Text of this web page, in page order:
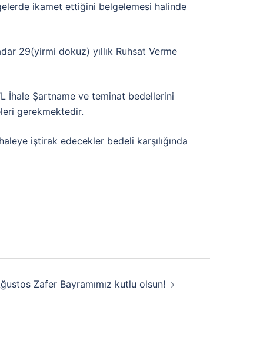
ikamet ettiğini belgelemesi halinde
29(yirmi dokuz) yıllık Ruhsat Verme
İhale Şartname ve teminat bedellerini
gerekmektedir.
iştirak edecekler bedeli karşılığında
Zafer Bayramımız kutlu olsun!